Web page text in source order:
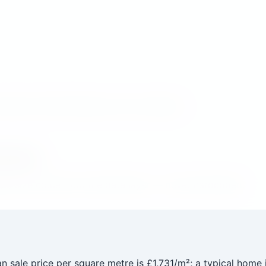
and rental listings can be compared.
size come from the data layer — never hardcoded.
price per square metre is £1,731/m²; a typical home